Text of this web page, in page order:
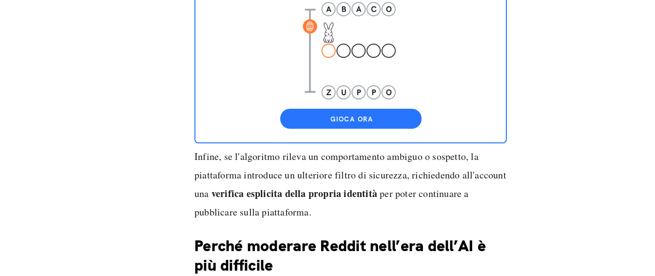
GIOCA ORA
Infine, se l'algoritmo rileva un comportamento ambiguo o sospetto, la
piattaforma introduce un ulteriore filtro di sicurezza, richiedendo all'account
una verifica esplicita della propria identitàper poter continuare a
pubblicare sulla piattaforma.
Perché moderare Reddit nell’era dell’AI è
più difficile